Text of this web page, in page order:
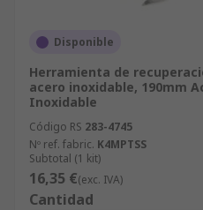
Disponible
Herramienta de
acero inoxidable, 190mm
Inoxidable
Código RS 283-4745
Nº ref. fabric. K4MPTSS
Subtotal (1 kit)
16,35 €(exc. IVA)
Cantidad